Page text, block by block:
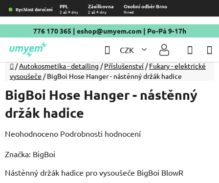
Přejít
na
obsah
Rychlost doručení PPL Zásilkovna Osobní odběr Brno
2 až 4 dny 2 až 4 dny Ihned
776 170 365 | eshop@umyem.com| Po-Pá 9-17h
CZK
Hledat
Domů
/Autokosmetika - detailing / Příslušenství / Fukary - elektrické
vysoušeče / BigBoi Hose Hanger - nástěnný držák hadice
Nástěnný držák hadice pro vysoušeče BigBoi BlowR
BigBoi Hose Hanger - nástěnný
držák hadice
Průměrné
produktu
je
Neohodnoceno Podrobnosti hodnocení
Značka: BigBoi